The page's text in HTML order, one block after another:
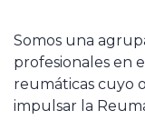
Somos una
profesionales en
reumáticas cuyo
impulsar la